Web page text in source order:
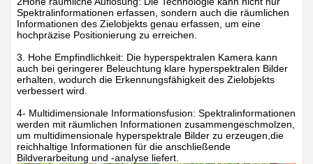
Spektralinformationen erfassen, sondern auch die räumlichen
Informationen des Zielobjekts genau erfassen, um eine
hochpräzise Positionierung zu erreichen.
3. Hohe Empfindlichkeit: Die hyperspektralen Kamera kann
auch bei geringerer Beleuchtung klare hyperspektralen Bilder
erhalten, wodurch die Erkennungsfähigkeit des Zielobjekts
verbessert wird.
4- Multidimensionale Informationsfusion: Spektralinformationen
werden mit räumlichen Informationen zusammengeschmolzen,
um multidimensionale hyperspektrale Bilder zu erzeugen,die
reichhaltige Informationen für die anschließende
Bildverarbeitung und -analyse liefert.